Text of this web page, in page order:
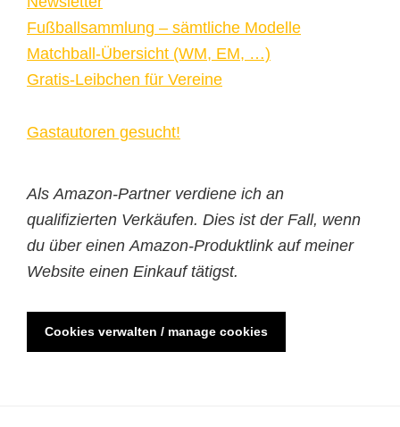
Fußballsammlung – sämtliche Modelle
Matchball-Übersicht (WM, EM, …)
Gratis-Leibchen für Vereine
Gastautoren gesucht!
Als Amazon-Partner verdiene ich an
qualifizierten Verkäufen. Dies ist der Fall, wenn
du über einen Amazon-Produktlink auf meiner
Website einen Einkauf tätigst.
Cookies verwalten / manage cookies